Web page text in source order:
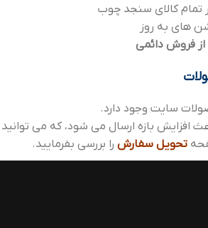
تمام کالای سنجد چوب
های به روز
فروش دائمی
سایت وجود دارد.
تحویل سفارش را بررسی بفرمایید.